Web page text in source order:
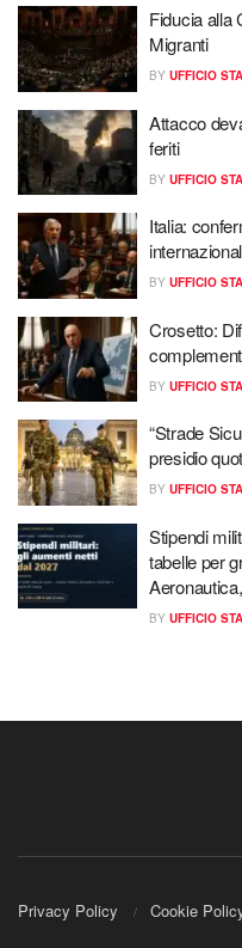
Fiducia alla
Migranti
BY UFFICIO
Attacco
feriti
BY UFFICIO
Italia:
BY UFFICIO
Crosetto:
BY UFFICIO
“Strade
presidio
BY UFFICIO
Stipendi
tabelle per
BY UFFICIO
Privacy Policy Cookie